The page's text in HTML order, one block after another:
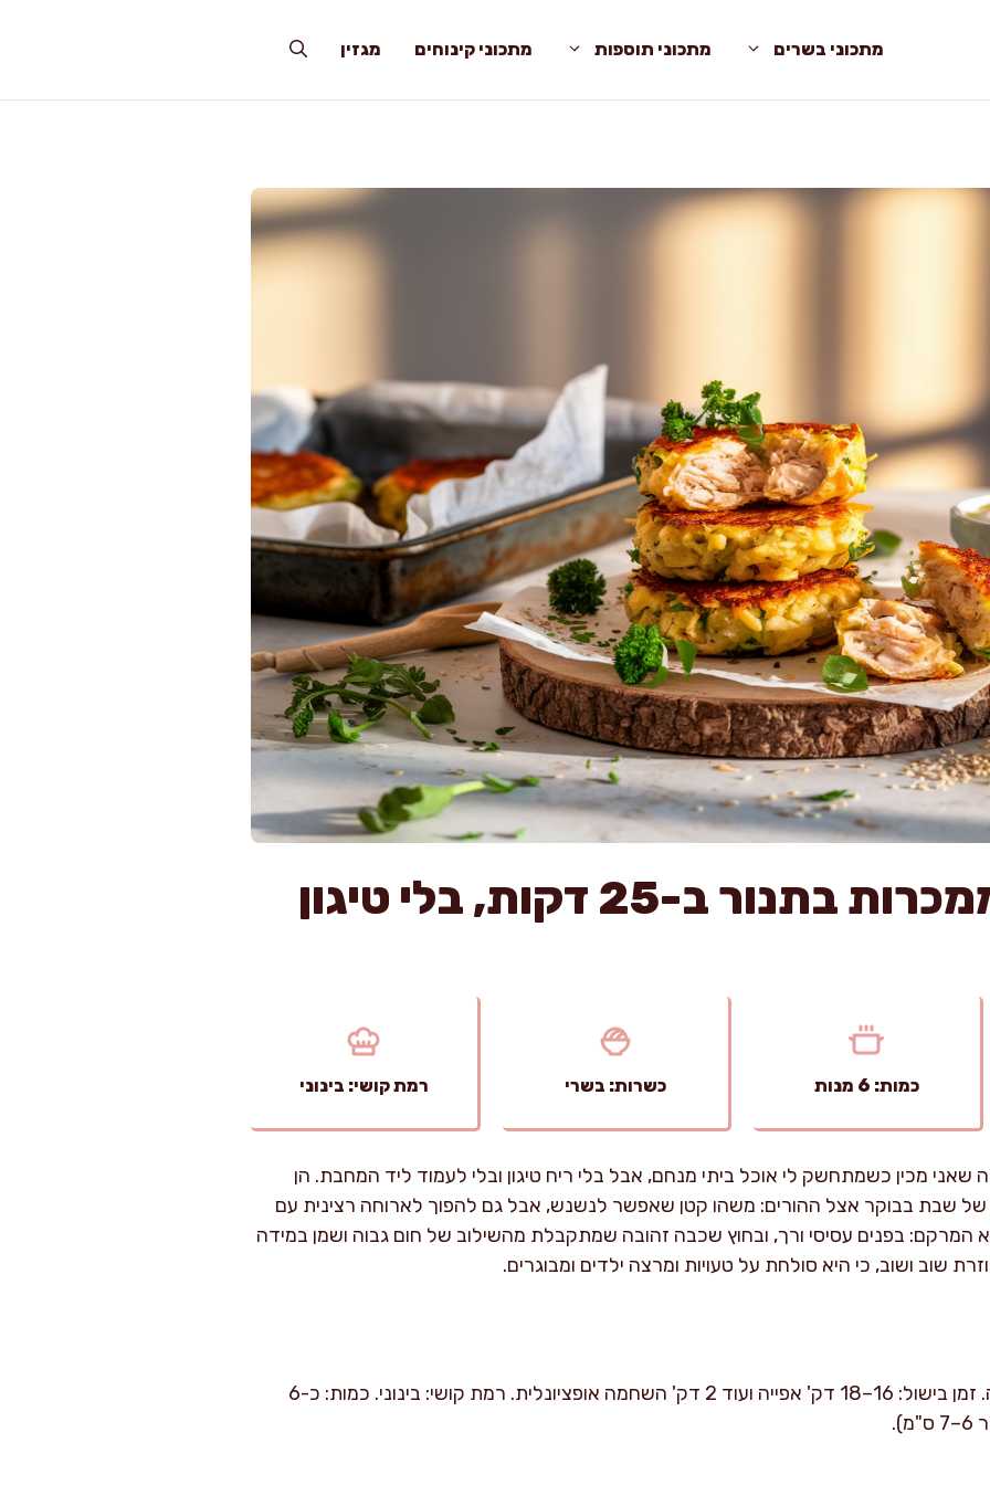
מתכוני בשרים מתכוני תוספות מתכוני קינוחים מגזין
לביבות עוף ממכרות בתנור ב-25 דקות, בלי טיגון
כמות: 6 מנות כשרות: בשרי רמת קושי: בינוני
שאני מכין כשמתחשק לי אוכל ביתי מנחם, אבל בלי ריח טיגון ובלי לעמוד ליד המחבת. הן
של שבת בבוקר אצל ההורים: משהו קטן שאפשר לנשנש, אבל גם להפוך לארוחה רצינית עם
המרקם: בפנים עסיסי ורך, ובחוץ שכבה זהובה שמתקבלת מהשילוב של חום גבוה ושמן במידה
שוב ושוב, כי היא סולחת על טעויות ומרצה ילדים ומבוגרים.
זמן הכנה: 25 דק' עבודה פעילה. זמן בישול: 16–18 דק' אפייה ועוד 2 דק' השחמה אופציונלית. רמת קושי: בינוני. כמות: כ-6